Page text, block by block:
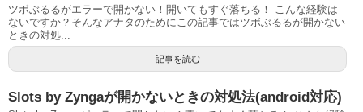
ツボぶるるがエラーで開かない！開いてもすぐ落ちる！ こんな経験は
ないですか？そんなアナタのためにこの記事ではツボぶるるが開かない
ときの対処...
記事を読む
Slots by Zyngaが開かないときの対処法(android対応)